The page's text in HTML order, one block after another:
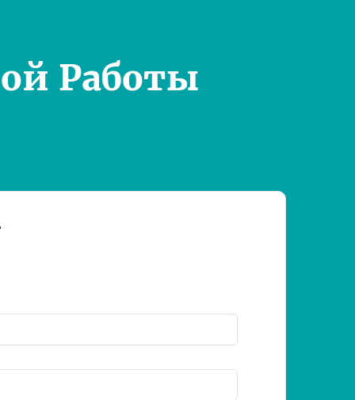
Работы